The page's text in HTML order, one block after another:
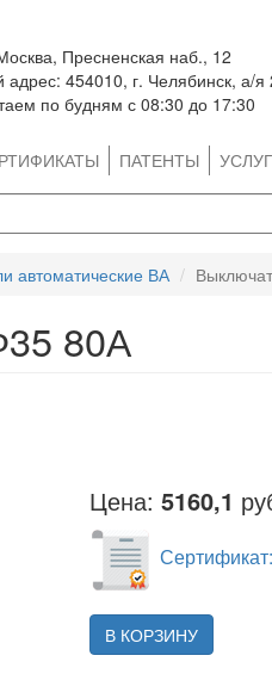
Пресненская наб., 12
адрес: 454010, г. Челябинск, а/я
по будням с 08:30 до 17:30
ПАТЕНТЫ
автоматические ВА
80А
Цена: 5160,1
В КОРЗИНУ